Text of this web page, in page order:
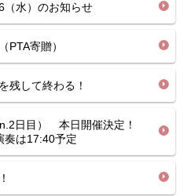
水）のお知らせ
PTA寄贈）
して終わる！
日目） 本日開催決定！
奏は17:40予定
！